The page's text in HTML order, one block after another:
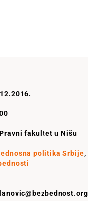
fakultet u Nišu
politika Srbije,